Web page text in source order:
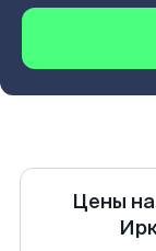
Цены